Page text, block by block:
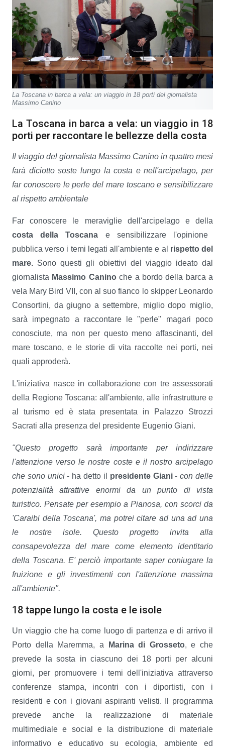
La Toscana in barca a vela: un viaggio in 18 porti del giornalista
Massimo Canino
La Toscana in barca a vela: un viaggio in 18
porti per raccontare le bellezze della costa
Il viaggio del giornalista Massimo Canino in quattro mesi
farà diciotto soste lungo la costa e nell'arcipelago, per
far conoscere le perle del mare toscano e sensibilizzare
al rispetto ambientale
Far conoscere le meraviglie dell'arcipelago e della
costa della Toscana e sensibilizzare l'opinione
pubblica verso i temi legati all'ambiente e al rispetto del
mare. Sono questi gli obiettivi del viaggio ideato dal
giornalista Massimo Caninoche a bordo della barca a
vela Mary Bird VII, con al suo fianco lo skipper Leonardo
Consortini, da giugno a settembre, miglio dopo miglio,
sarà impegnato a raccontare le "perle" magari poco
conosciute, ma non per questo meno affascinanti, del
mare toscano, e le storie di vita raccolte nei porti, nei
quali approderà.
L'iniziativa nasce in collaborazione con tre assessorati
della Regione Toscana: all'ambiente, alle infrastrutture e
al turismo ed è stata presentata in Palazzo Strozzi
Sacrati alla presenza del presidente Eugenio Giani.
"Questo progetto sarà importante per indirizzare
l'attenzione verso le nostre coste e il nostro arcipelago
che sono unici- ha detto il presidente Giani-con delle
potenzialità attrattive enormi da un punto di vista
turistico. Pensate per esempio a Pianosa, con scorci da
'Caraibi della Toscana', ma potrei citare ad una ad una
le nostre isole. Questo progetto invita alla
consapevolezza del mare come elemento identitario
della Toscana. E' perciò importante saper coniugare la
fruizione e gli investimenti con l'attenzione massima
all'ambiente".
18 tappe lungo la costa e le isole
Un viaggio che ha come luogo di partenza e di arrivo il
Porto della Maremma, a Marina di Grosseto, e che
prevede la sosta in ciascuno dei 18 porti per alcuni
giorni, per promuovere i temi dell'iniziativa attraverso
conferenze stampa, incontri con i diportisti, con i
residenti e con i giovani aspiranti velisti. Il programma
prevede anche la realizzazione di materiale
multimediale e social e la distribuzione di materiale
informativo e educativo su ecologia, ambiente ed